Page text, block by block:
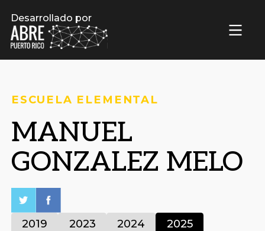
Desarrollado por
ESCUELA ELEMENTAL
MANUEL
GONZALEZ MELO
2019 2023 2024 2025